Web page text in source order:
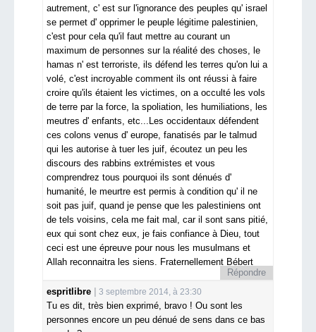
autrement, c' est sur l'ignorance des peuples qu' israel
se permet d' opprimer le peuple légitime palestinien,
c'est pour cela qu'il faut mettre au courant un
maximum de personnes sur la réalité des choses, le
hamas n' est terroriste, ils défend les terres qu'on lui a
volé, c'est incroyable comment ils ont réussi à faire
croire qu'ils étaient les victimes, on a occulté les vols
de terre par la force, la spoliation, les humiliations, les
meutres d' enfants, etc...Les occidentaux défendent
ces colons venus d' europe, fanatisés par le talmud
qui les autorise à tuer les juif, écoutez un peu les
discours des rabbins extrémistes et vous
comprendrez tous pourquoi ils sont dénués d'
humanité, le meurtre est permis à condition qu' il ne
soit pas juif, quand je pense que les palestiniens ont
de tels voisins, cela me fait mal, car il sont sans pitié,
eux qui sont chez eux, je fais confiance à Dieu, tout
ceci est une épreuve pour nous les musulmans et
Allah reconnaitra les siens. Fraternellement Bébert
Répondre
espritlibre
3 septembre 2014, à 23:30
Tu es dit, très bien exprimé, bravo ! Ou sont les
personnes encore un peu dénué de sens dans ce bas